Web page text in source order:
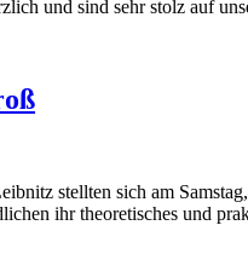
und sind sehr stolz auf
stellten sich am
ihr theoretisches und